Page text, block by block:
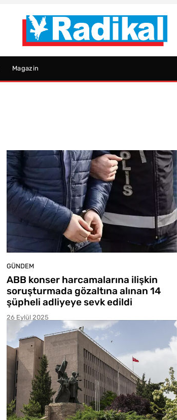
Magazin
GÜNDEM
ABB konser harcamalarına ilişkin
soruşturmada gözaltına alınan 14
şüpheli adliyeye sevk edildi
26 Eylül 2025